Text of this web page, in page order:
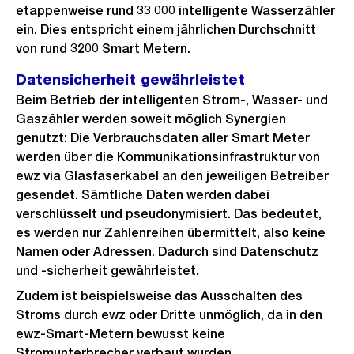
etappenweise rund 33 000 intelligente Wasserzähler
ein. Dies entspricht einem jährlichen Durchschnitt
von rund 3200 Smart Metern.
Datensicherheit gewährleistet
Beim Betrieb der intelligenten Strom-, Wasser- und
Gaszähler werden soweit möglich Synergien
genutzt: Die Verbrauchsdaten aller Smart Meter
werden über die Kommunikationsinfrastruktur von
ewz via Glasfaserkabel an den jeweiligen Betreiber
gesendet. Sämtliche Daten werden dabei
verschlüsselt und pseudonymisiert. Das bedeutet,
es werden nur Zahlenreihen übermittelt, also keine
Namen oder Adressen. Dadurch sind Datenschutz
und -sicherheit gewährleistet.
Zudem ist beispielsweise das Ausschalten des
Stroms durch ewz oder Dritte unmöglich, da in den
ewz-Smart-Metern bewusst keine